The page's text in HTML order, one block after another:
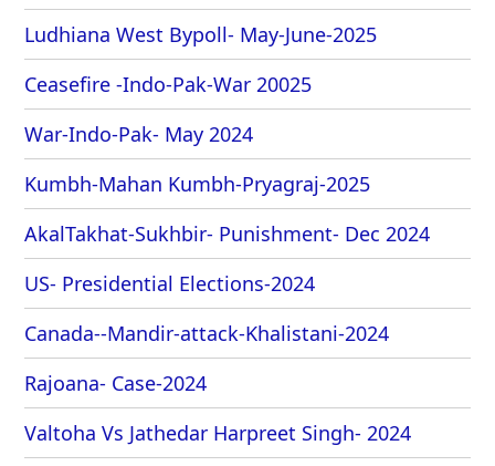
Ludhiana West Bypoll- May-June-2025
Ceasefire -Indo-Pak-War 20025
War-Indo-Pak- May 2024
Kumbh-Mahan Kumbh-Pryagraj-2025
AkalTakhat-Sukhbir- Punishment- Dec 2024
US- Presidential Elections-2024
Canada--Mandir-attack-Khalistani-2024
Rajoana- Case-2024
Valtoha Vs Jathedar Harpreet Singh- 2024